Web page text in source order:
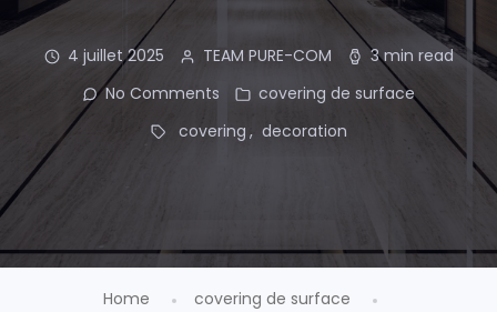
4 juillet 2025 TEAM PURE-COM
3 min read
No Comments
covering de surface
covering
decoration
Home
covering de surface